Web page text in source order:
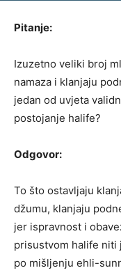
Pitanje:
Izuzetno veliki broj
namaza i klanjaju
jedan od uvjeta
postojanje halife?
Odgovor:
To što ostavljaju
džumu, klanjaju
jer ispravnost i
prisustvom halife niti
po mišljenju ehli-